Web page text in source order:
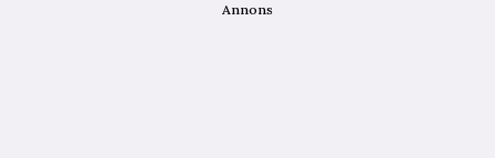
Annons